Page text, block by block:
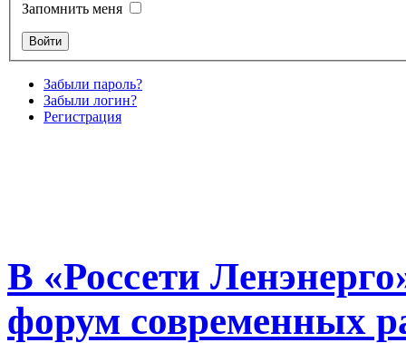
Запомнить меня
Забыли пароль?
Забыли логин?
Регистрация
В «Россети
форум современных